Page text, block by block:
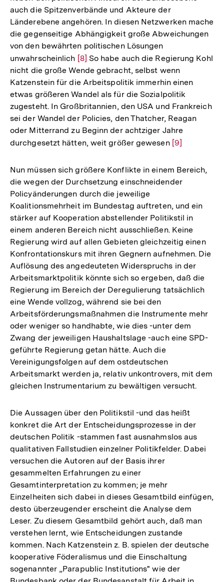
auch die Spitzenverbände und Akteure der
Länderebene angehören. In diesen Netzwerken mache
die gegenseitige Abhängigkeit große Abweichungen
von den bewährten politischen Lösungen
unwahrscheinlich Zur
Auflösung
der
Fußnote
[8] So habe auch die Regierung Kohl
nicht die große Wende gebracht, selbst wenn
Katzenstein für die Arbeitspolitik immerhin einen
etwas größeren Wandel als für die Sozialpolitik
zugesteht. In Großbritannien, den USA und Frankreich
sei der Wandel der Policies, den Thatcher, Reagan
oder Mitterrand zu Beginn der achtziger Jahre
durchgesetzt hätten, weit größer gewesen Zur
der
Fußnote
[9]
Nun müssen sich größere Konflikte in einem Bereich,
die wegen der Durchsetzung einschneidender
Policyänderungen durch die jeweilige
Koalitionsmehrheit im Bundestag auftreten, und ein
stärker auf Kooperation abstellender Politikstil in
einem anderen Bereich nicht ausschließen. Keine
Regierung wird auf allen Gebieten gleichzeitig einen
Konfrontationskurs mit ihren Gegnern aufnehmen. Die
Auflösung des angedeuteten Widerspruchs in der
Arbeitsmarktpolitik könnte sich so ergeben, daß die
Regierung im Bereich der Deregulierung tatsächlich
eine Wende vollzog, während sie bei den
Arbeitsförderungsmaßnahmen die Instrumente mehr
oder weniger so handhabte, wie dies -unter dem
Zwang der jeweiligen Haushaltslage -auch eine SPD-
geführte Regierung getan hätte. Auch die
Vereinigungsfolgen auf dem ostdeutschen
Arbeitsmarkt werden ja, relativ unkontrovers, mit dem
gleichen Instrumentarium zu bewältigen versucht.
Die Aussagen über den Politikstil -und das heißt
konkret die Art der Entscheidungsprozesse in der
deutschen Politik -stammen fast ausnahmslos aus
qualitativen Fallstudien einzelner Politikfelder. Dabei
versuchen die Autoren auf der Basis ihrer
gesammelten Erfahrungen zu einer
Gesamtinterpretation zu kommen; je mehr
Einzelheiten sich dabei in dieses Gesamtbild einfügen,
desto überzeugender erscheint die Analyse dem
Leser. Zu diesem Gesamtbild gehört auch, daß man
verstehen lernt, wie Entscheidungen zustande
kommen. Nach Katzenstein z. B. spielen der deutsche
kooperative Föderalismus und die Einschaltung
sogenannter „Parapublic Institutions" wie der